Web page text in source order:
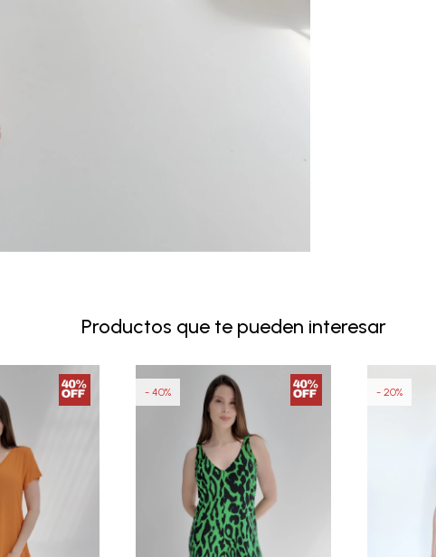
Productos que te pueden interesar
40 20